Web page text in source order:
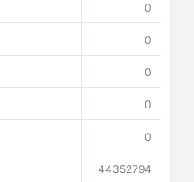
0
0
0
0
0
44352794